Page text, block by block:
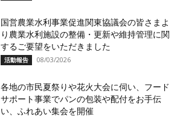
国営農業水利事業促進関東協議会の皆さまよ
り農業水利施設の整備・更新や維持管理に関
するご要望をいただきました
活動報告 08/03/2026
各地の市民夏祭りや花火大会に伺い、フード
サポート事業でパンの包装や配付をお手伝
い、ふれあい集会を開催